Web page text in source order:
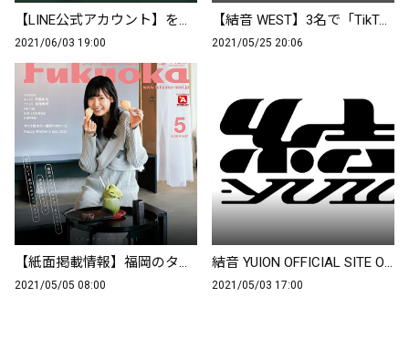
【LINE公式アカウント】を開設しました！
2021/06/03 19:00
【結音 WEST】3名で「TikTok」START!!
2021/05/25 20:06
【紙面掲載情報】福岡のタウン誌 シティ情報Fukuoka 5月号
2021/05/05 08:00
結音 YUION OFFICIAL SITE OPEN
2021/05/03 17:00